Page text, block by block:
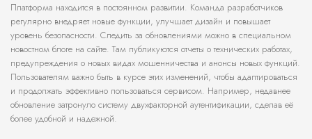
Платформа находится в постоянном развитии. Команда разработчиков
регулярно внедряет новые функции, улучшает дизайн и повышает
уровень безопасности. Следить за обновлениями можно в специальном
новостном блоге на сайте. Там публикуются отчеты о технических работах,
предупреждения о новых видах мошенничества и анонсы новых функций.
Пользователям важно быть в курсе этих изменений, чтобы адаптироваться
и продолжать эффективно пользоваться сервисом. Например, недавнее
обновление затронуло систему двухфакторной аутентификации, сделав её
более удобной и надежной.